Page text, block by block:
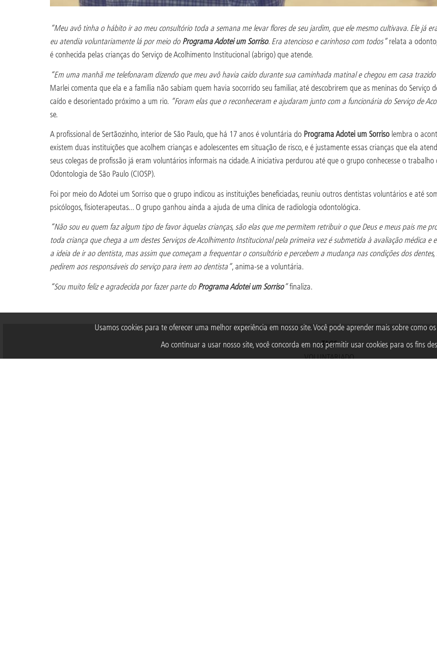
Usamos cookies para te oferecer uma melhor experiência em nosso site. Você pode aprender mais sobre como
Ao continuar a usar nosso site, você concorda em nos permitir usar cookies para os fins
“Meu avô tinha o hábito ir ao meu consultório toda a semana me levar flores de seu jardim, que ele mesmo cultivava. Ele já
eu atendia voluntariamente lá por meio doPrograma Adotei um Sorriso. Era atencioso e carinhoso com todos”relata a
é conhecida pelas crianças do Serviço de Acolhimento Institucional (abrigo) que atende.
“Em uma manhã me telefonaram dizendo que meu avô havia caído durante sua caminhada matinal e chegou em casa
Marlei comenta que ela e a família não sabiam quem havia socorrido seu familiar, até descobrirem que as meninas do
caído e desorientado próximo a um rio. “Foram elas que o reconheceram e ajudaram junto com a funcionária do Serviço de
se.
A profissional de Sertãozinho, interior de São Paulo, que há 17 anos é voluntária do Programa Adotei um Sorriso lembra o
existem duas instituições que acolhem crianças e adolescentes em situação de risco, e é justamente essas crianças que ela
seus colegas de profissão já eram voluntários informais na cidade. A iniciativa perdurou até que o grupo conhecesse o trabalho
Odontologia de São Paulo (CIOSP).
Foi por meio do Adotei um Sorriso que o grupo indicou as instituições beneficiadas, reuniu outros dentistas voluntários e até
psicólogos, fisioterapeutas... O grupo ganhou ainda a ajuda de uma clínica de radiologia odontológica.
“Não sou eu quem faz algum tipo de favor àquelas crianças, são elas que me permitem retribuir o que Deus e meus pais me
toda criança que chega a um destes Serviços de Acolhimento Institucional pela primeira vez é submetida à avaliação médica
a ideia de ir ao dentista, mas assim que começam a frequentar o consultório e percebem a mudança nas condições dos
pedirem aos responsáveis do serviço para irem ao dentista”, anima-se a voluntária.
“Sou muito feliz e agradecida por fazer parte doPrograma Adotei um Sorriso”finaliza.
TAGS
VOLUNTARIADO